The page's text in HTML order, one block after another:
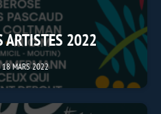
ARTISTES 2022
18 MARS 2022